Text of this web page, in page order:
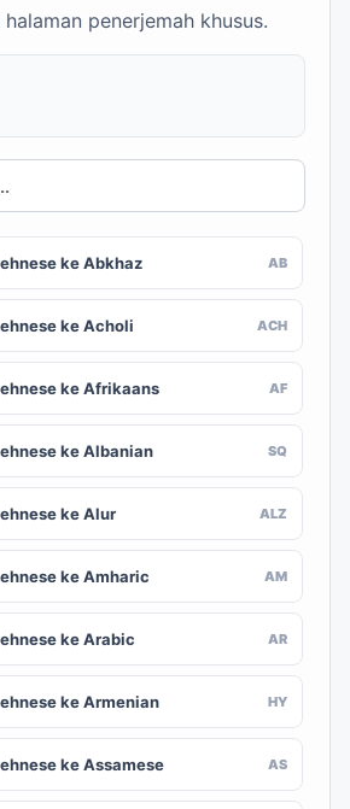
penerjemah khusus.
ke Abkhaz AB
ke Acholi ACH
ke Afrikaans AF
ke Albanian SQ
ke Alur ALZ
ke Amharic AM
ke Arabic AR
ke Armenian HY
ke Assamese AS